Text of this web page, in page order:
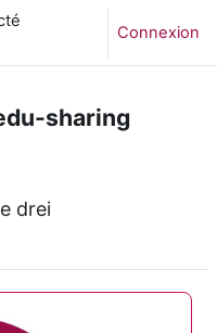
Connexion
sharing
drei